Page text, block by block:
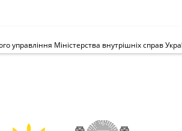
Міністерства внутрішніх справ